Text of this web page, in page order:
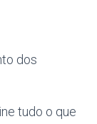
dos
tudo o que